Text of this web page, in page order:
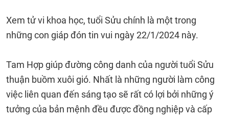
Xem tử vi khoa học, tuổi Sửu chính là một trong
những con giáp đón tin vui ngày 22/1/2024 này.
Tam Hợp giúp đường công danh của người tuổi Sửu
thuận buồm xuôi gió. Nhất là những người làm công
việc liên quan đến sáng tạo sẽ rất có lợi bởi những ý
tưởng của bản mệnh đều được đồng nghiệp và cấp